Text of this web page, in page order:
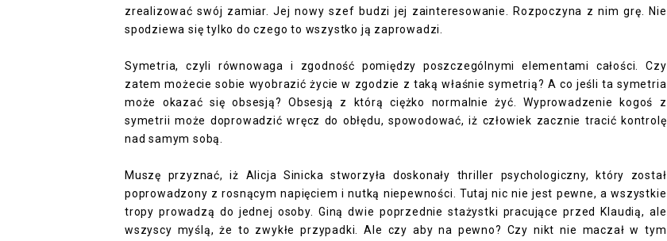
zrealizować swój zamiar. Jej nowy szef budzi jej zainteresowanie. Rozpoczyna z nim grę. Nie
spodziewa się tylko do czego to wszystko ją zaprowadzi.
Symetria, czyli równowaga i zgodność pomiędzy poszczególnymi elementami całości. Czy
zatem możecie sobie wyobrazić życie w zgodzie z taką właśnie symetrią? A co jeśli ta symetria
może okazać się obsesją? Obsesją z którą ciężko normalnie żyć. Wyprowadzenie kogoś z
symetrii może doprowadzić wręcz do obłędu, spowodować, iż człowiek zacznie tracić kontrolę
nad samym sobą.
Muszę przyznać, iż Alicja Sinicka stworzyła doskonały thriller psychologiczny, który został
poprowadzony z rosnącym napięciem i nutką niepewności. Tutaj nic nie jest pewne, a wszystkie
tropy prowadzą do jednej osoby. Giną dwie poprzednie stażystki pracujące przed Klaudią, ale
wszyscy myślą, że to zwykłe przypadki. Ale czy aby na pewno? Czy nikt nie maczał w tym